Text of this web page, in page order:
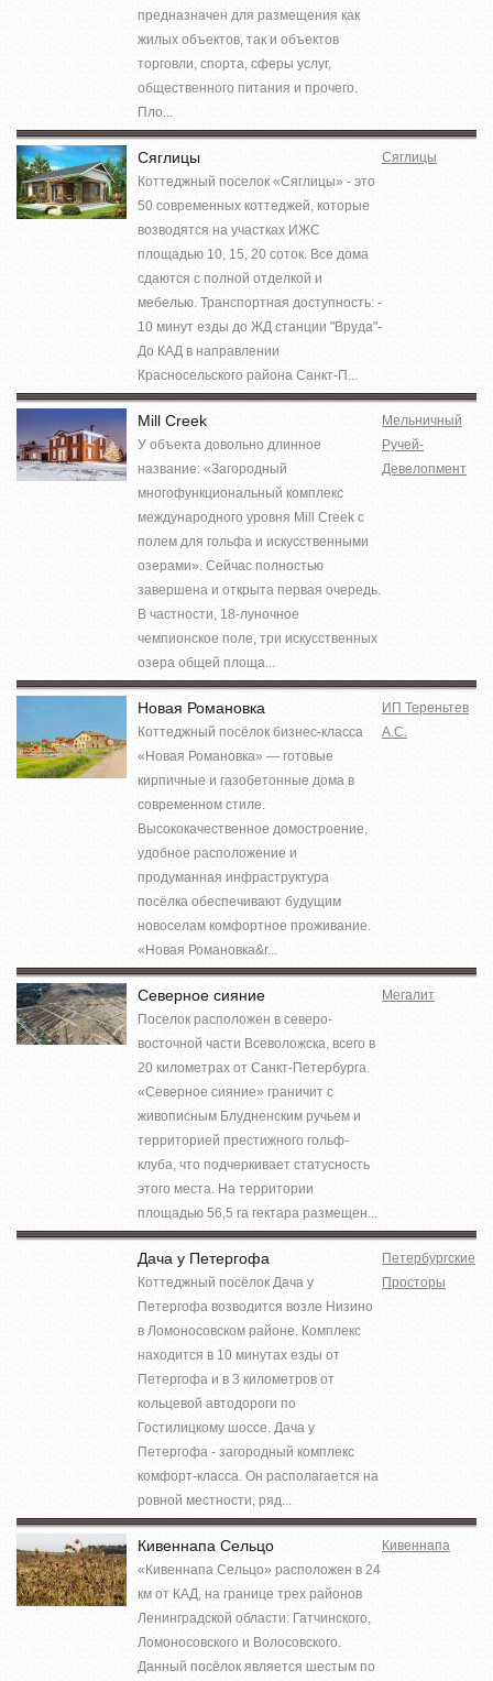
предназначен для размещения как
жилых объектов, так и объектов
торговли, спорта, сферы услуг,
общественного питания и прочего.
Пло...
Сяглицы
Коттеджный поселок «Сяглицы» - это
50 современных коттеджей, которые
возводятся на участках ИЖС
площадью 10, 15, 20 соток. Все дома
сдаются с полной отделкой и
мебелью. Транспортная доступность: -
10 минут езды до ЖД станции "Вруда"-
До КАД в направлении
Красносельского района Санкт-П...
Сяглицы
Mill Creek
У объекта довольно длинное
название: «Загородный
многофункциональный комплекс
международного уровня Mill Creek с
полем для гольфа и искусственными
озерами». Сейчас полностью
завершена и открыта первая очередь.
В частности, 18-луночное
чемпионское поле, три искусственных
озера общей площа...
Мельничный
Ручей-
Девелопмент
Новая Романовка
Коттеджный посёлок бизнес-класса
«Новая Романовка» — готовые
кирпичные и газобетонные дома в
современном стиле.
Высококачественное домостроение,
удобное расположение и
продуманная инфраструктура
посёлка обеспечивают будущим
новоселам комфортное проживание.
«Новая Романовка&r...
ИП Тереньтев
А.С.
Северное сияние
Поселок расположен в северо-
восточной части Всеволожска, всего в
20 километрах от Санкт-Петербурга.
«Северное сияние» граничит с
живописным Блудненским ручьем и
территорией престижного гольф-
клуба, что подчеркивает статусность
этого места. На территории
площадью 56,5 га гектара размещен...
Мегалит
Дача у Петергофа
Коттеджный посёлок Дача у
Петергофа возводится возле Низино
в Ломоносовском районе. Комплекс
находится в 10 минутах езды от
Петергофа и в 3 километров от
кольцевой автодороги по
Гостилицкому шоссе. Дача у
Петергофа - загородный комплекс
комфорт-класса. Он располагается на
ровной местности, ряд...
Петербургские
Просторы
Кивеннапа Сельцо
«Кивеннапа Сельцо» расположен в 24
км от КАД, на границе трех районов
Ленинградской области: Гатчинского,
Ломоносовского и Волосовского.
Данный посёлок является шестым по
Кивеннапа